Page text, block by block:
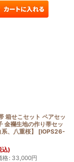
箱せこセット ペアセッ
金襴生地の作り帯セッ
、八重桜】
[IOPS26-
込)
格: 33,000円